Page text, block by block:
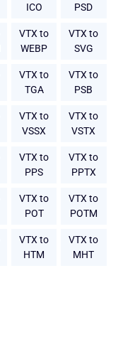
ICO
PSD
VTX to
WEBP
VTX to
SVG
VTX to
TGA
VTX to
PSB
VTX to
VSSX
VTX to
VSTX
VTX to
PPS
VTX to
PPTX
VTX to
POT
VTX to
POTM
VTX to
HTM
VTX to
MHT